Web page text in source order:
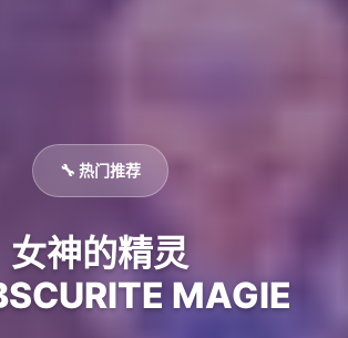
🔧 热门推荐
女神的精灵
MAGIE